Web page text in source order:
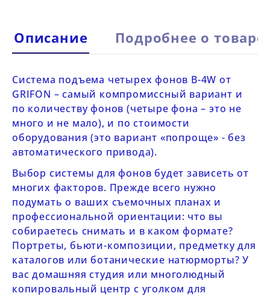
Описание Подробнее о товаре
Система подъема четырех фонов B-4W от
GRIFON – самый компромиссный вариант и
по количеству фонов (четыре фона – это не
много и не мало), и по стоимости
оборудования (это вариант «попроще» - без
автоматического привода).
Выбор системы для фонов будет зависеть от
многих факторов. Прежде всего нужно
подумать о ваших съемочных планах и
профессиональной ориентации: что вы
собираетесь снимать и в каком формате?
Портреты, бьюти-композиции, предметку для
каталогов или ботанические натюрморты? У
вас домашняя студия или многолюдный
копировальный центр с уголком для